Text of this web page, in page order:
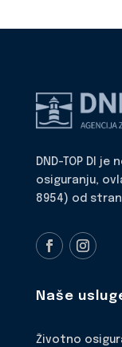
DND-TOP DI
osiguranju,
8954) od
Naše
Životno